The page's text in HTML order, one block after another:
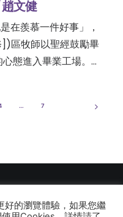
文健
在羨慕一件好事」，
區牧師以聖經鼓勵畢
態進入畢業工場。…
… 7
All rights reserved
好的瀏覽體驗，如果您繼